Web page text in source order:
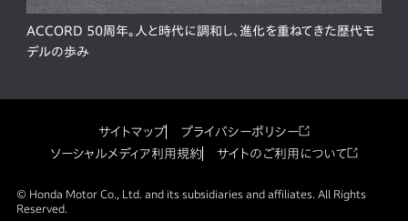
ACCORD 50周年。人と時代に調和し、進化を重ねてきた歴代モ
デルの歩み
サイトマップ
プライバシーポリシー
ソーシャルメディア利用規約
サイトのご利用について
© Honda Motor Co., Ltd. and its subsidiaries and affiliates. All Rights
Reserved.